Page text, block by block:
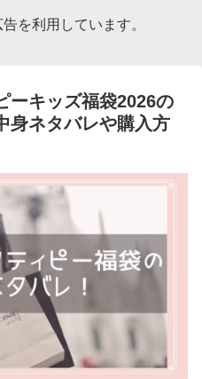
を利用しています。
ーキッズ福袋2026の
身ネタバレや購入方